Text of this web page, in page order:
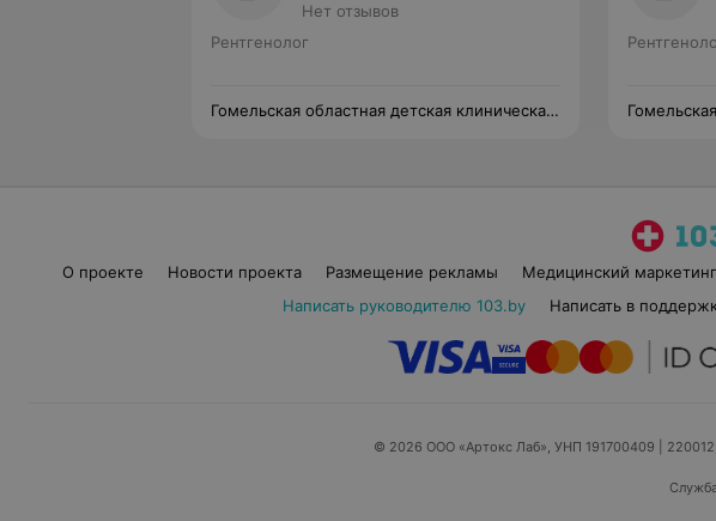
Нет отзывов
Рентгенолог
Гомельская областная детская клиническая
О проекте Новости проекта Размещение рекламы Медицинский маркетинг
Написать руководителю 103.by
Написать в
© 2026 ООО «Артокс Лаб», УНП 191700409 |